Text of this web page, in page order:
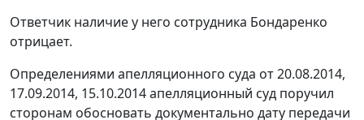
Ответчик наличие у него сотрудника Бондаренко
отрицает.
Определениями апелляционного суда от 20.08.2014,
17.09.2014, 15.10.2014 апелляционный суд поручил
сторонам обосновать документально дату передачи